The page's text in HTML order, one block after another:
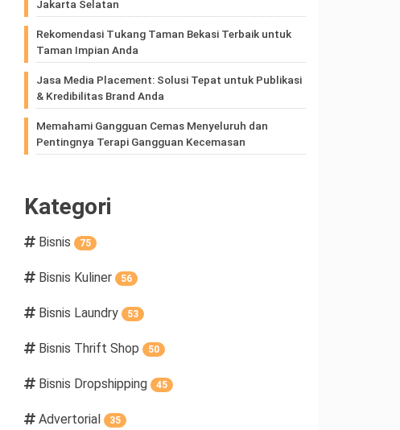
Jakarta Selatan
Rekomendasi Tukang Taman Bekasi Terbaik untuk
Taman Impian Anda
Jasa Media Placement: Solusi Tepat untuk Publikasi
& Kredibilitas Brand Anda
Memahami Gangguan Cemas Menyeluruh dan
Pentingnya Terapi Gangguan Kecemasan
Kategori
Bisnis 75
Bisnis Kuliner 56
Bisnis Laundry 53
Bisnis Thrift Shop 50
Bisnis Dropshipping 45
Advertorial 35